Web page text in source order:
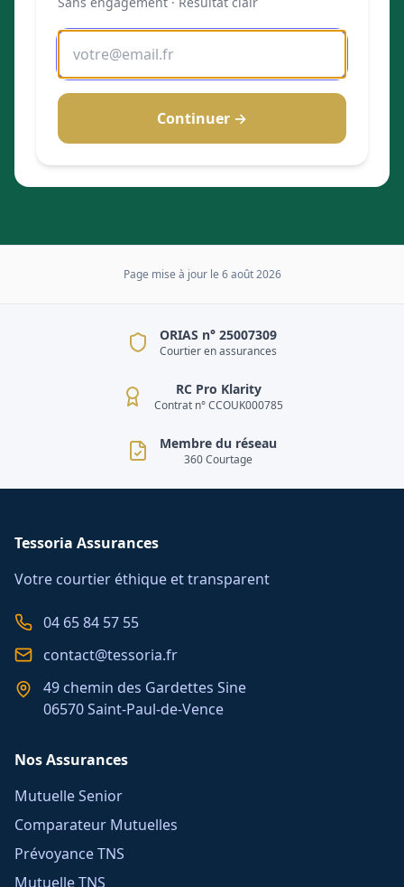
Continuer →
Page mise à jour le 6 août 2026
ORIAS n° 25007309
Courtier en assurances
RC Pro Klarity
Contrat n° CCOUK000785
Membre du réseau
360 Courtage
Tessoria Assurances
Votre courtier éthique et transparent
04 65 84 57 55
contact@tessoria.fr
49 chemin des Gardettes Sine
06570 Saint-Paul-de-Vence
Nos Assurances
Mutuelle Senior
Comparateur Mutuelles
Prévoyance TNS
Mutuelle TNS